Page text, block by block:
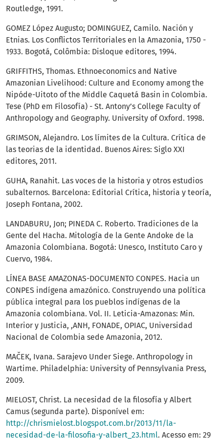
Routledge, 1991.
GOMEZ López Augusto; DOMINGUEZ, Camilo. Nación y
Etnias. Los Conflictos Territoriales en la Amazonia, 1750 -
1933. Bogotá, Colômbia: Disloque editores, 1994.
GRIFFITHS, Thomas. Ethnoeconomics and Native
Amazonian Livelihood: Culture and Economy among the
Nipóde-Uitoto of the Middle Caquetá Basin in Colombia.
Tese (PhD em Filosofía) - St. Antony’s College Faculty of
Anthropology and Geography. University of Oxford. 1998.
GRIMSON, Alejandro. Los límites de la Cultura. Crítica de
las teorias de la identidad. Buenos Aires: Siglo XXI
editores, 2011.
GUHA, Ranahit. Las voces de la historia y otros estudios
subalternos. Barcelona: Editorial Crítica, historia y teoría,
Joseph Fontana, 2002.
LANDABURU, Jon; PINEDA C. Roberto. Tradiciones de la
Gente del Hacha. Mitología de la Gente Andoke de la
Amazonia Colombiana. Bogotá: Unesco, Instituto Caro y
Cuervo, 1984.
LÍNEA BASE AMAZONAS-DOCUMENTO CONPES. Hacia un
CONPES indígena amazónico. Construyendo una política
pública integral para los pueblos indígenas de la
Amazonia colombiana. Vol. II. Leticia-Amazonas: Min.
Interior y Justicia, ,ANH, FONADE, OPIAC, Universidad
Nacional de Colombia sede Amazonia, 2012.
MAČEK, Ivana. Sarajevo Under Siege. Anthropology in
Wartime. Philadelphia: University of Pennsylvania Press,
2009.
MIELOST, Christ. La necesidad de la filosofía y Albert
Camus (segunda parte). Disponível em:
http://chrismielost.blogspot.com.br/2013/11/la-
necesidad-de-la-filosofia-y-albert_23.html. Acesso em: 29